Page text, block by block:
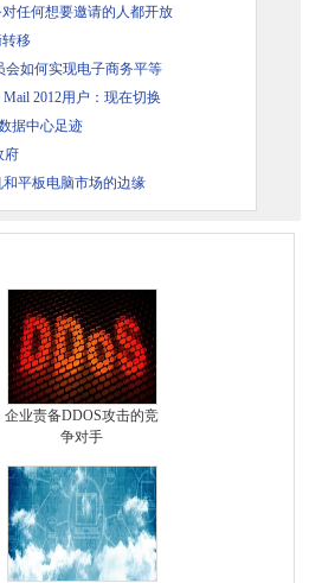
任何想要邀请的人都开放
移
会如何实现电子商务平等
2012用户：现在切换
据中心足迹
府
平板电脑市场的边缘
企业责备DDOS攻击的竞
争对手